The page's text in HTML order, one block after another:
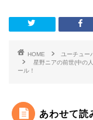
HOME
ユーチュー
星野ニアの前世(中の
ール！
あわせて読